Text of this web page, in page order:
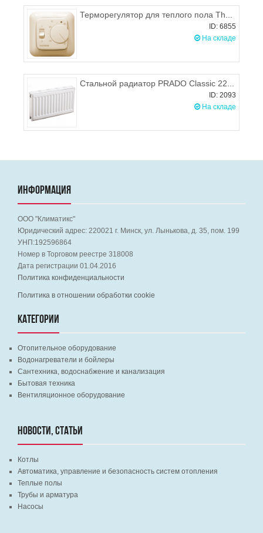
Терморегулятор для теплого пола Thermix бежевый
ID: 6855
На складе
Стальной радиатор PRADO Classic 22 300х900 (боковое подключение), 875-1248 Вт
ID: 2093
На складе
ИНФОРМАЦИЯ
ООО "Климатикс"
Юридический адрес: 220021 г. Минск, ул. Лынькова, д. 35, пом. 199
УНП:192596864
Номер в Торговом реестре 318008
Дата регистрации 01.04.2016
Политика конфиденциальности
Политика в отношении обработки cookie
КАТЕГОРИИ
Отопительное оборудование
Водонагреватели и бойлеры
Сантехника, водоснабжение и канализация
Бытовая техника
Вентиляционное оборудование
НОВОСТИ, СТАТЬИ
Котлы
Автоматика, управление и безопасность систем отопления
Теплые полы
Трубы и арматура
Насосы